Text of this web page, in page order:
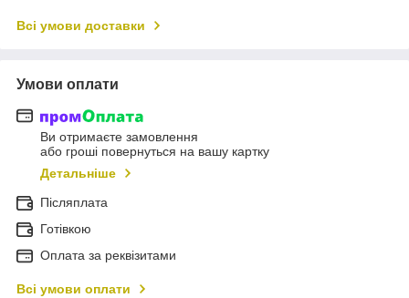
Всі умови доставки
Умови оплати
Ви отримаєте замовлення
або гроші повернуться на вашу картку
Детальніше
Післяплата
Готівкою
Оплата за реквізитами
Всі умови оплати